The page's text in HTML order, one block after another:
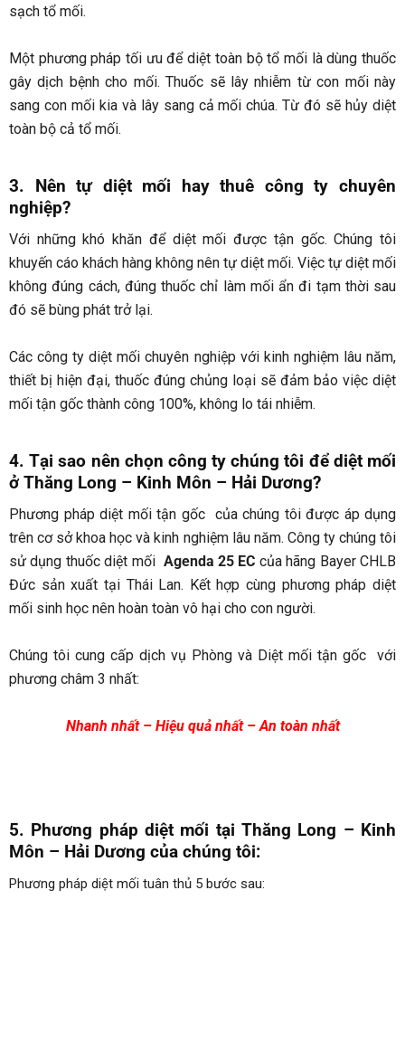
sạch tổ mối.
Một phương pháp tối ưu để diệt toàn bộ tổ mối là dùng thuốc
gây dịch bệnh cho mối. Thuốc sẽ lây nhiễm từ con mối này
sang con mối kia và lây sang cả mối chúa. Từ đó sẽ hủy diệt
toàn bộ cả tổ mối.
3. Nên tự diệt mối hay thuê công ty chuyên
nghiệp?
Với những khó khăn để diệt mối được tận gốc. Chúng tôi
khuyến cáo khách hàng không nên tự diệt mối. Việc tự diệt mối
không đúng cách, đúng thuốc chỉ làm mối ẩn đi tạm thời sau
đó sẽ bùng phát trở lại.
Các công ty diệt mối chuyên nghiệp với kinh nghiệm lâu năm,
thiết bị hiện đại, thuốc đúng chủng loại sẽ đảm bảo việc diệt
mối tận gốc thành công 100%, không lo tái nhiễm.
4. Tại sao nên chọn công ty chúng tôi để diệt mối
ởThăng Long – Kinh Môn – Hải Dương?
Phương pháp diệt mối tận gốc của chúng tôi được áp dụng
trên cơ sở khoa học và kinh nghiệm lâu năm. Công ty chúng tôi
sử dụng thuốc diệt mối Agenda 25 EC của hãng Bayer CHLB
Đức sản xuất tại Thái Lan. Kết hợp cùng phương pháp diệt
mối sinh học nên hoàn toàn vô hại cho con người.
Chúng tôi cung cấp dịch vụ Phòng và Diệt mối tận gốc với
phương châm 3 nhất:
Nhanh nhất – Hiệu quả nhất – An toàn nhất
5. Phương pháp diệt mối tại Thăng Long – Kinh
Môn – Hải Dương của chúng tôi:
Phương pháp diệt mối tuân thủ 5 bước sau: